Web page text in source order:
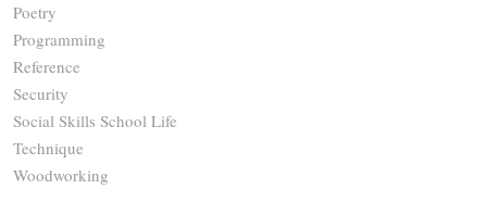
Poetry
Programming
Reference
Security
Social Skills School Life
Technique
Woodworking